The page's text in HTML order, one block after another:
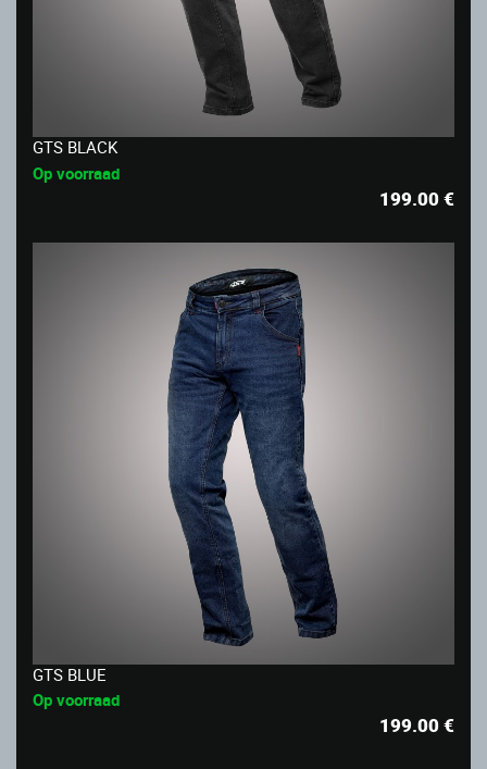
GTS BLACK
Op voorraad
199.00€
GTS BLUE
Op voorraad
199.00€